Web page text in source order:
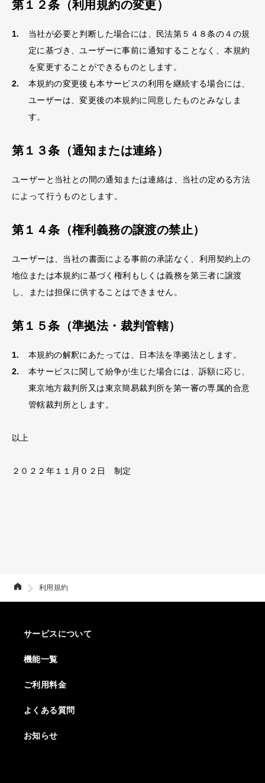
第１２条（利用規約の変更）
当社が必要と判断した場合には、民法第５４８条の４の規
定に基づき、ユーザーに事前に通知することなく、本規約
を変更することができるものとします。
本規約の変更後も本サービスの利用を継続する場合には、
ユーザーは、変更後の本規約に同意したものとみなしま
す。
第１３条（通知または連絡）
ユーザーと当社との間の通知または連絡は、当社の定める方法
によって行うものとします。
第１４条（権利義務の譲渡の禁止）
ユーザーは、当社の書面による事前の承諾なく、利用契約上の
地位または本規約に基づく権利もしくは義務を第三者に譲渡
し、または担保に供することはできません。
第１５条（準拠法・裁判管轄）
本規約の解釈にあたっては、日本法を準拠法とします。
本サービスに関して紛争が生じた場合には、訴額に応じ、
東京地方裁判所又は東京簡易裁判所を第一審の専属的合意
管轄裁判所とします。
以上
２０２２年１１月０２日 制定
利用規約
サービスについて
機能一覧
ご利用料金
よくある質問
お知らせ